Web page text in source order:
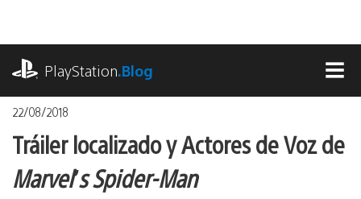
contenido
PlayStation.Blog
22/08/2018
Tráiler localizado y Actores de Voz de
Marvel’s Spider-Man